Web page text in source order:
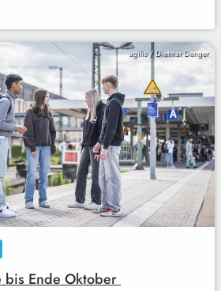
agilis / Dietmar Denger
bis Ende Oktober